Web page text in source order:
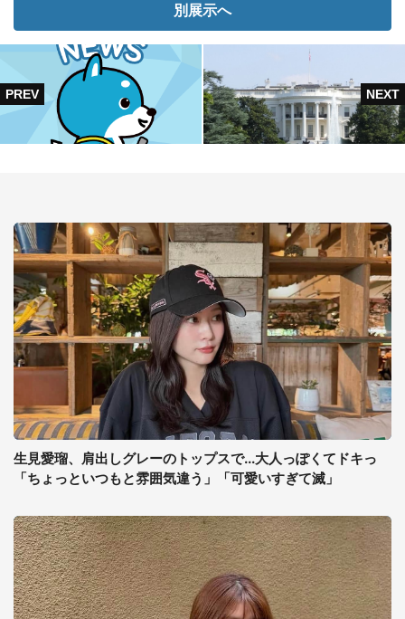
別展示へ
生見愛瑠、肩出しグレーのトップスで...大人っぽくてドキっ
「ちょっといつもと雰囲気違う」「可愛いすぎて滅」